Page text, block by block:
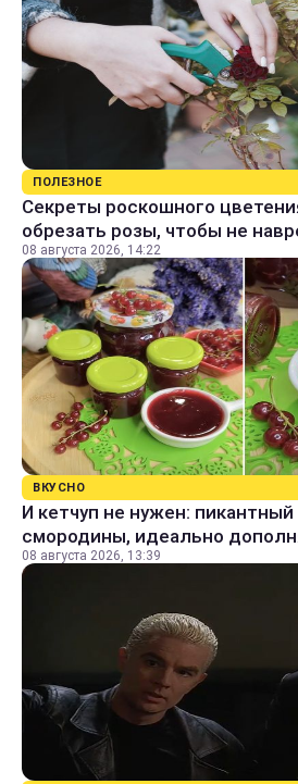
ПОЛЕЗНОЕ
Секреты роскошного
обрезать розы, чтобы не
08 августа 2026, 14:22
ВКУСНО
И кетчуп не нужен: пикантный
смородины, идеально
08 августа 2026, 13:39